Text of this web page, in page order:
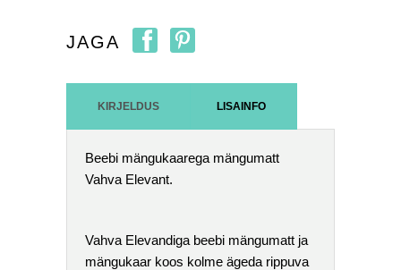
JAGA
KIRJELDUS LISAINFO
Beebi mängukaarega mängumatt
Vahva Elevant.
Vahva Elevandiga beebi mängumatt ja
mängukaar koos kolme ägeda rippuva